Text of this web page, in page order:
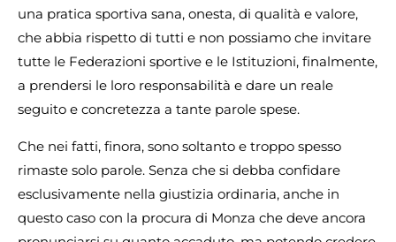
una pratica sportiva sana, onesta, di qualità e valore,
che abbia rispetto di tutti e non possiamo che invitare
tutte le Federazioni sportive e le Istituzioni, finalmente,
a prendersi le loro responsabilità e dare un reale
seguito e concretezza a tante parole spese.
Che nei fatti, finora, sono soltanto e troppo spesso
rimaste solo parole. Senza che si debba confidare
esclusivamente nella giustizia ordinaria, anche in
questo caso con la procura di Monza che deve ancora